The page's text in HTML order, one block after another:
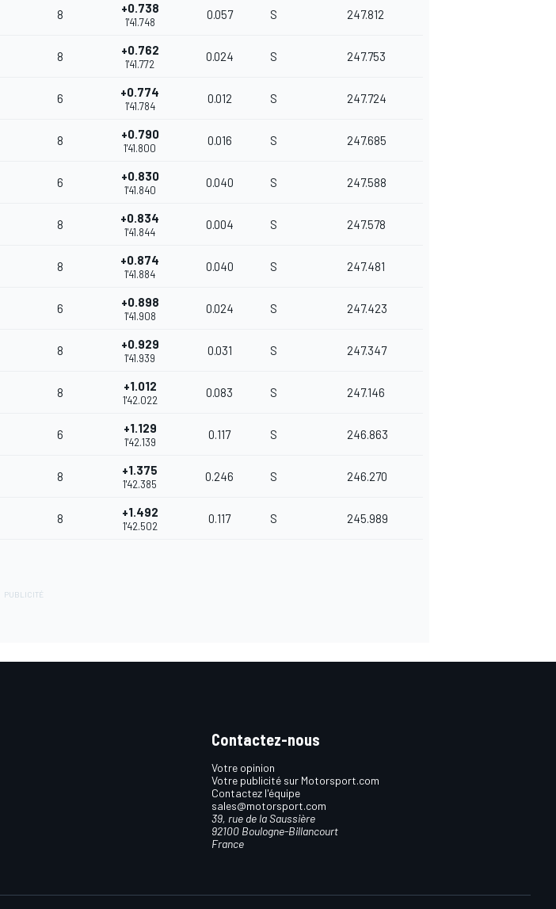
8 +0.738
1'41.748
0.057 S 247.812
8 +0.762
1'41.772
0.024 S 247.753
6 +0.774
1'41.784
0.012 S 247.724
8 +0.790
1'41.800
0.016 S 247.685
6 +0.830
1'41.840
0.040 S 247.588
8 +0.834
1'41.844
0.004 S 247.578
8 +0.874
1'41.884
0.040 S 247.481
6 +0.898
1'41.908
0.024 S 247.423
8 +0.929
1'41.939
0.031 S 247.347
8 +1.012
1'42.022
0.083 S 247.146
6 +1.129
1'42.139
0.117 S 246.863
8 +1.375
1'42.385
0.246 S 246.270
8 +1.492
1'42.502
0.117 S 245.989
Contactez-nous
Votre opinion
Votre publicité sur Motorsport.com
Contactez l'équipe
sales@motorsport.com
39, rue de la Saussière
92100 Boulogne-Billancourt
France